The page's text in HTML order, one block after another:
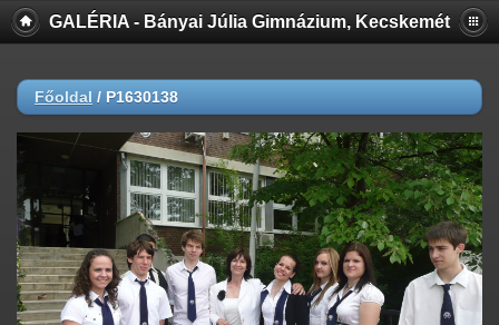
GALÉRIA - Bányai Júlia Gimnázium, Kecskemét
Főoldal / P1630138